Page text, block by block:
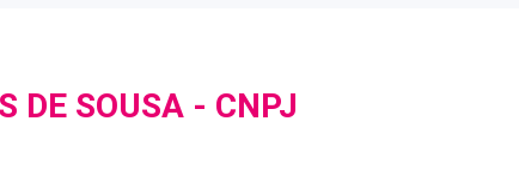
DE SOUSA - CNPJ